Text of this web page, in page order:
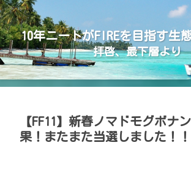
10年ニートがFIREを目指す生
拝啓、最下層より
【FF11】新春ノマドモグボナ
果！またまた当選しました！！